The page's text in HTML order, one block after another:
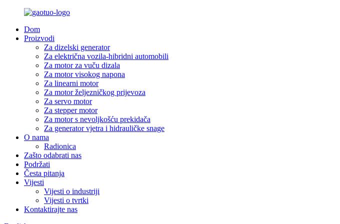
Dom
Proizvodi
Za dizelski generator
Za električna vozila-hibridni automobili
Za motor za vuču dizala
Za motor visokog napona
Za linearni motor
Za motor željezničkog prijevoza
Za servo motor
Za stepper motor
Za motor s nevoljkošću prekidača
Za generator vjetra i hidrauličke snage
O nama
Radionica
Zašto odabrati nas
Podržati
Česta pitanja
Vijesti
Vijesti o industriji
Vijesti o tvrtki
Kontaktirajte nas